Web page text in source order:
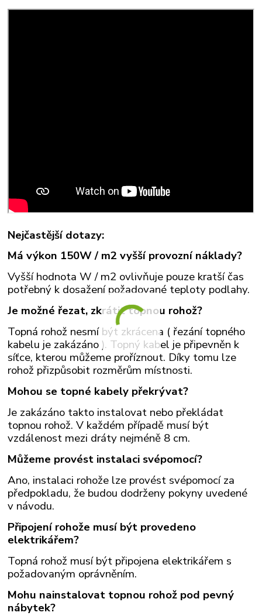
Nejčastější dotazy:
Má výkon 150W / m2 vyšší provozní náklady?
Vyšší hodnota W / m2 ovlivňuje pouze kratší čas
potřebný k dosažení požadované teploty podlahy.
Je možné řezat, zkrátit topnou rohož?
Topná rohož nesmí být zkrácena ( řezání topného
kabelu je zakázáno ). Topný kabel je připevněn k
síťce, kterou můžeme proříznout. Díky tomu lze
rohož přizpůsobit rozměrům místnosti.
Mohou se topné kabely překrývat?
Je zakázáno takto instalovat nebo překládat
topnou rohož. V každém případě musí být
vzdálenost mezi dráty nejméně 8 cm.
Můžeme provést instalaci svépomocí?
Ano, instalaci rohože lze provést svépomocí za
předpokladu, že budou dodrženy pokyny uvedené
v návodu.
Připojení rohože musí být provedeno
elektrikářem?
Topná rohož musí být připojena elektrikářem s
požadovaným oprávněním.
Mohu nainstalovat topnou rohož pod pevný
nábytek?